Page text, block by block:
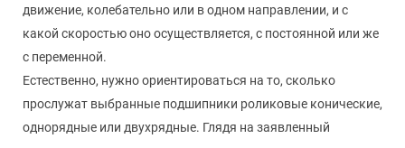
движение, колебательно или в одном направлении, и с
какой скоростью оно осуществляется, с постоянной или же
с переменной.
Естественно, нужно ориентироваться на то, сколько
прослужат выбранные подшипники роликовые конические,
однорядные или двухрядные. Глядя на заявленный